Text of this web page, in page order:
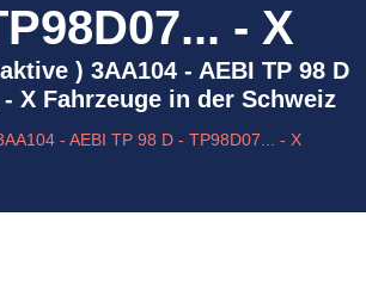
- X
) 3AA104 - AEBI TP 98 D
- X Fahrzeuge in der Schweiz
- AEBI TP 98 D - TP98D07... - X